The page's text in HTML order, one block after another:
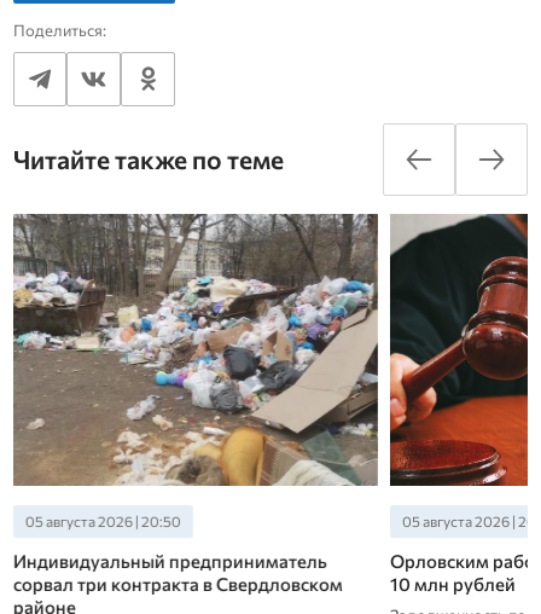
Поделиться:
Читайте также по теме
05 августа 2026 | 20:50
Индивидуальный предприниматель
сорвал три контракта в Свердловском
районе
05 августа 2026 |
Орловским
10 млн рублей